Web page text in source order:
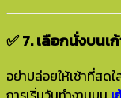
✅ 7. เลือกนั่งบ
อย่าปล่อยให้เช้าที่สด